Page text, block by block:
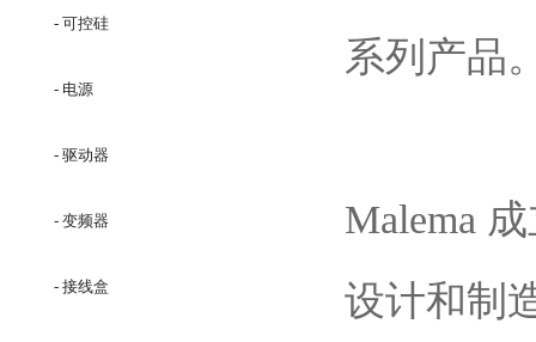
- 可控硅
- 电源
- 驱动器
- 变频器
- 接线盒
系列产品
Malema
设计和制